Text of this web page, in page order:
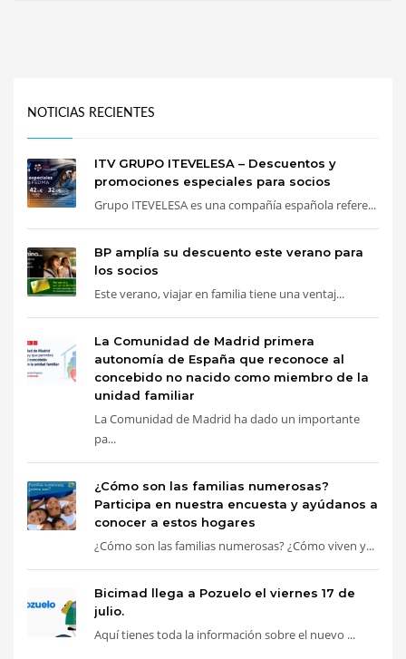
NOTICIAS RECIENTES
ITV GRUPO ITEVELESA – Descuentos y
promociones especiales para socios
Grupo ITEVELESA es una compañía española refere...
BP amplía su descuento este verano para
los socios
Este verano, viajar en familia tiene una ventaj...
La Comunidad de Madrid primera
autonomía de España que reconoce al
concebido no nacido como miembro de la
unidad familiar
La Comunidad de Madrid ha dado un importante
pa...
¿Cómo son las familias numerosas?
Participa en nuestra encuesta y ayúdanos a
conocer a estos hogares
¿Cómo son las familias numerosas? ¿Cómo viven y...
Bicimad llega a Pozuelo el viernes 17 de
julio.
Aquí tienes toda la información sobre el nuevo ...